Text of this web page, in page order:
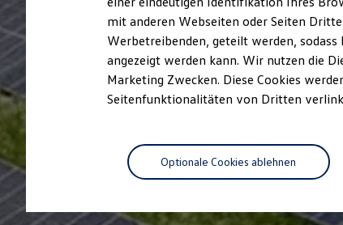
Pflege & Inspektion
anfragen
bei Volkswagen Nutzfahrzeuge
Service
Pannenhilfe
& Apps
für Ihren ID. Buzz
für Ihren Transporter/Caravelle
für Ihren Amarok
für andere Modelle
mit anderen Webseiten oder Seiten
Werbetreibenden, geteilt werden,
angezeigt werden kann. Wir nutzen die
Marketing Zwecken. Diese Cookies
Seitenfunktionalitäten von Dritten
Optionale Cookies ablehnen